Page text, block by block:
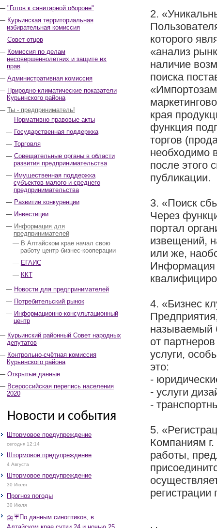
"Готов к санитарной обороне"
Курьинская территориальная
избирательная комиссия
Совет отцов
Комиссия по делам
несовершеннолетних и защите их
прав
Административная комиссия
Природно-климатические показатели
Курьинского района
Ты - предприниматель!
Нормативно-правовые акты
Государственная поддержка
Торговля
Совещательные органы в области
развития предпринимательства
Имущественная поддержка
субъектов малого и среднего
предпринимательства
Развитие конкуренции
Инвестиции
Информация для
предпринимателей
В Алтайском крае начал свою
работу центр бизнес-кооперации
ЕГАИС
ККТ
Новости для предпринимателей
Потребительский рынок
Информационно-консультационный
центр
Курьинский районный Совет народных
депутатов
Контрольно-счётная комиссия
Курьинского района
Открытые данные
Всероссийская перепись населения
2020
Новости и события
Штормовое предупреждение
сегодня 12:14
Штормовое предупреждение
4 Августа
Штормовое предупреждение
30 Июля
Прогноз погоды
30 Июля
⛈️☔️По данным синоптиков, в
2.
которого
«анализ
наличие
поиска
края
функция
торгов
необходимо
после этого
публикации.
3. «Поиск
Через
портал
извещений,
или же,
Информация
4. «Бизнес
называемый
от
услуги,
это:
-
- услуги
-
5.
Компаниям
работы,